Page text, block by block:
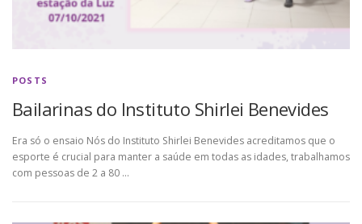
POSTS
Bailarinas do Instituto Shirlei Benevides
Era só o ensaio Nós do Instituto Shirlei Benevides acreditamos que o
esporte é crucial para manter a saúde em todas as idades, trabalhamos
com pessoas de 2 a 80 …